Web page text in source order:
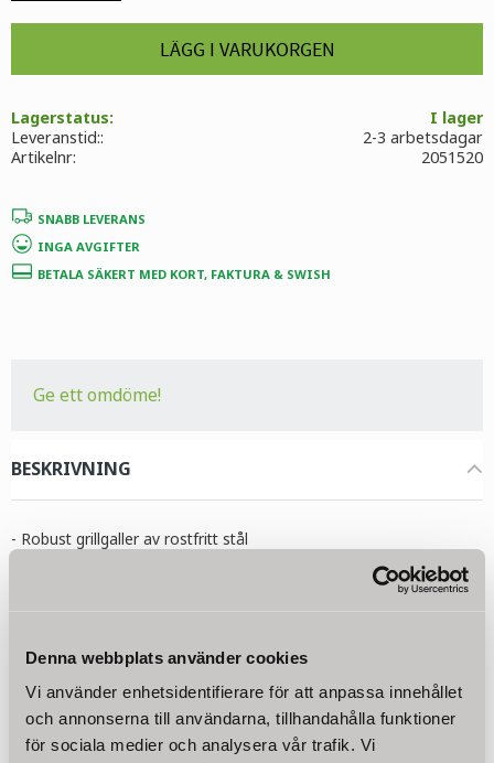
Denna webbplats använder cookies
Vi använder enhetsidentifierare för att anpassa innehållet
och annonserna till användarna, tillhandahålla funktioner
för sociala medier och analysera vår trafik. Vi
Lagerstatus
I lager
Artikelnr
2051520
Leveranstid: 2-3 arbetsdagar
SNABB LEVERANS
INGA AVGIFTER
BETALA SÄKERT MED KORT, FAKTURA & SWISH
Ge ett omdöme!
BESKRIVNING
- Robust grillgaller av rostfritt stål
härlig atmosfär kan maten förberedas på många olika sätt över
eld, inte enbart korv, biffar eller revbensspjäll- utan även fisk,
grönsaker och andra goda munsbitar.
Med grillgaller av rostfritt stål grillar du som ett proffs! Fördelen